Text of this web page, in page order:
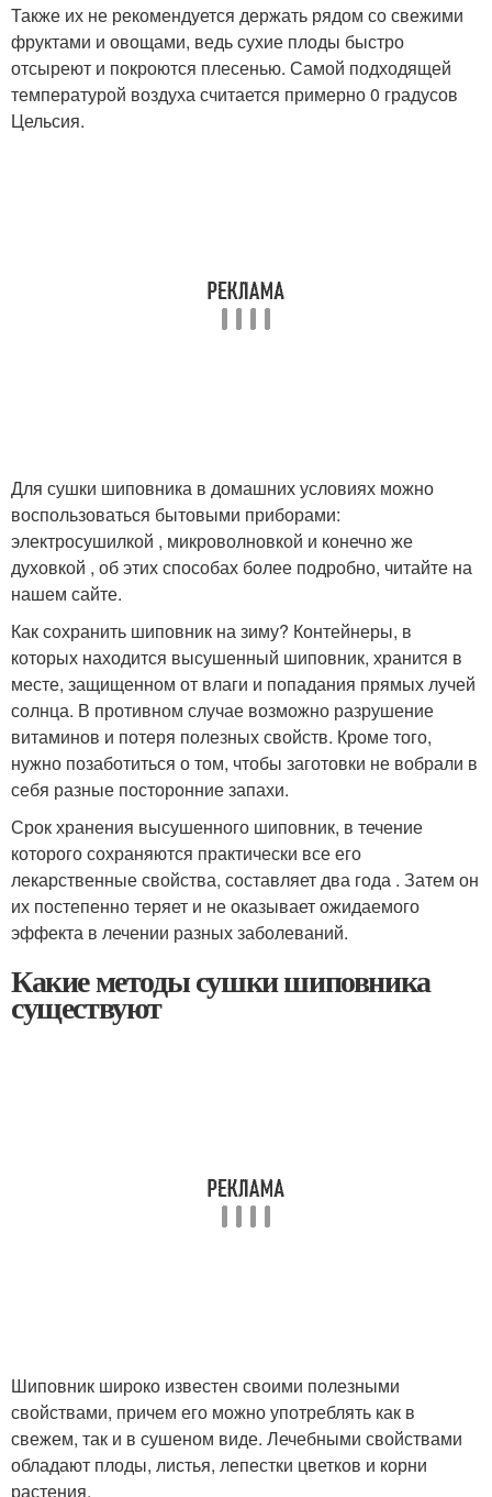
Также их не рекомендуется держать рядом со свежими
фруктами и овощами, ведь сухие плоды быстро
отсыреют и покроются плесенью. Самой подходящей
температурой воздуха считается примерно 0 градусов
Цельсия.
Для сушки шиповника в домашних условиях можно
воспользоваться бытовыми приборами:
электросушилкой , микроволновкой и конечно же
духовкой , об этих способах более подробно, читайте на
нашем сайте.
Как сохранить шиповник на зиму? Контейнеры, в
которых находится высушенный шиповник, хранится в
месте, защищенном от влаги и попадания прямых лучей
солнца. В противном случае возможно разрушение
витаминов и потеря полезных свойств. Кроме того,
нужно позаботиться о том, чтобы заготовки не вобрали в
себя разные посторонние запахи.
Срок хранения высушенного шиповник, в течение
которого сохраняются практически все его
лекарственные свойства, составляет два года . Затем он
их постепенно теряет и не оказывает ожидаемого
эффекта в лечении разных заболеваний.
Какие методы сушки шиповника
существуют
Шиповник широко известен своими полезными
свойствами, причем его можно употреблять как в
свежем, так и в сушеном виде. Лечебными свойствами
обладают плоды, листья, лепестки цветков и корни
растения.